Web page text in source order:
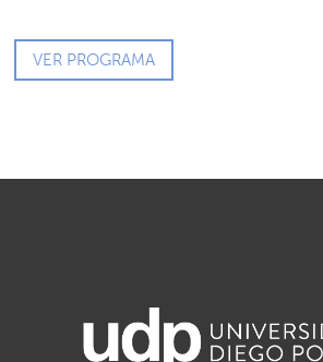
VER PROGRAMA